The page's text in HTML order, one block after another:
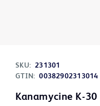
SKU: 231301
GTIN: 00382902313014
Kanamycine K-30